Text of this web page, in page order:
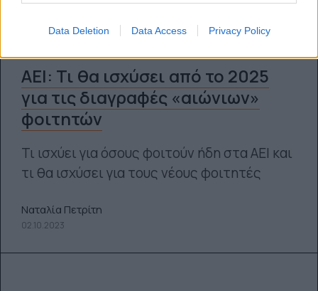
Data Deletion Data Access Privacy Policy
ΑΕΙ: Τι θα ισχύσει από το 2025
για τις διαγραφές «αιώνιων»
φοιτητών
Τι ισχύει για όσους φοιτούν ήδη στα ΑΕΙ και
τι θα ισχύσει για τους νέους φοιτητές
Ναταλία Πετρίτη
02.10.2023